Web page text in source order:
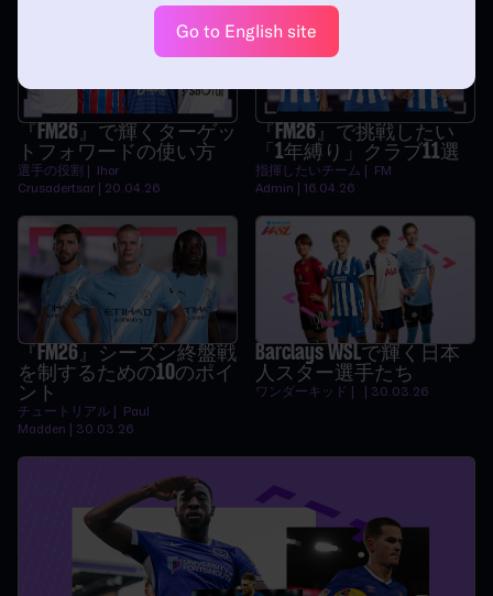
『FM26』で輝くターゲッ
トフォワードの使い方
選手の役割 | Ihor
Crusadertsar | 20.04.26
『FM26』で挑戦したい
「1年縛り」クラブ11選
指揮したいチーム | FM
Admin | 16.04.26
『FM26』シーズン終盤戦
を制するための10のポイ
ント
チュートリアル | Paul
Madden | 30.03.26
Barclays WSLで輝く日本
人スター選手たち
ワンダーキッド | | 30.03.26
Go to English site